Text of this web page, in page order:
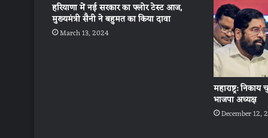
हरियाणा में नई सरकार का फ्लोर टेस्ट आज,
मुख्यमंत्री सैनी ने बहुमत का किया दावा
March 13, 2024
महाराष्ट्र:
भाजपा अध्यक्ष
December 12,